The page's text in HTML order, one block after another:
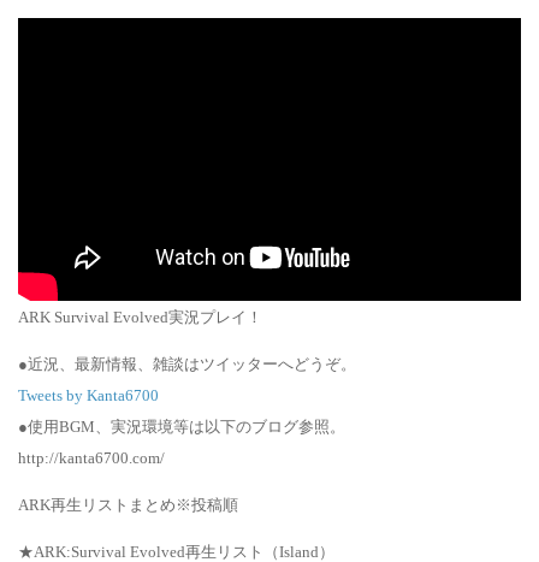
ARK Survival Evolved実況プレイ！
●近況、最新情報、雑談はツイッターへどうぞ。
Tweets by Kanta6700
●使用BGM、実況環境等は以下のブログ参照。
http://kanta6700.com/
ARK再生リストまとめ※投稿順
★ARK:Survival Evolved再生リスト（Island）